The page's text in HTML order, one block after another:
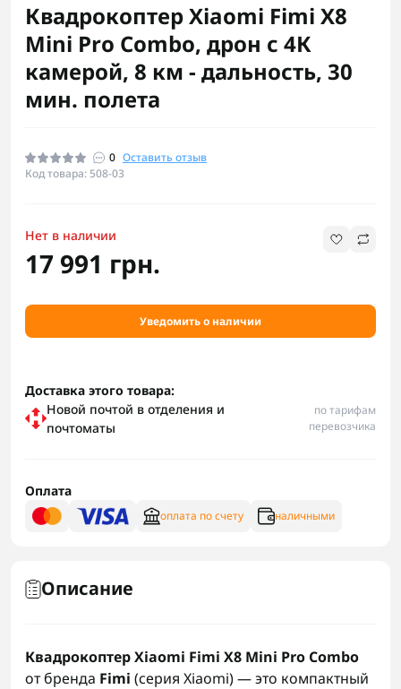
Квадрокоптер Xiaomi Fimi X8
Mini Pro Combo, дрон с 4К
камерой, 8 км - дальность, 30
мин. полета
0 Оставить отзыв
Код товара: 508-03
Нет в наличии
17 991 грн.
Уведомить о наличии
Доставка этого товара:
Новой почтой в отделения и
почтоматы
по тарифам
перевозчика
Оплата
оплата по счету наличными
Описание
Квадрокоптер Xiaomi Fimi X8 Mini Pro Combo
от бренда Fimi (серия Xiaomi) — это компактный